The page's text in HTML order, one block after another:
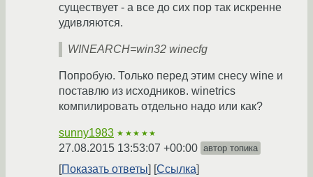
существует - а все до сих пор так искренне
удивляются.
WINEARCH=win32 winecfg
Попробую. Только перед этим снесу wine и
поставлю из исходников. winetrics
компилировать отдельно надо или как?
sunny1983 ★★★★★
27.08.2015 13:53:07 +00:00 автор топика
Показать ответы Ссылка